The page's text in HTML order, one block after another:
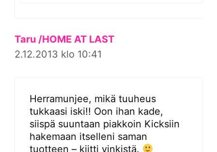
Taru /HOME AT LAST
2.12.2013 klo 10:41
Herramunjee, mikä tuuheus
tukkaasi iski!! Oon ihan kade,
siispä suuntaan piakkoin Kicksiin
hakemaan itselleni saman
tuotteen – kiitti vinkistä.